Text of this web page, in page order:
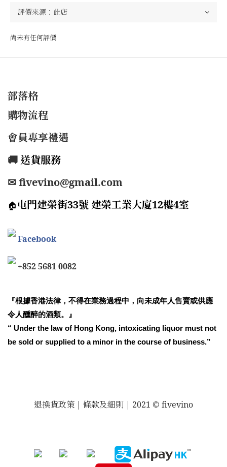
尚未有任何評價
部落格
購物流程
會員專享禮遇
🚚 送貨服務
✉ fivevino@gmail.com
🏠屯門建榮街33號 建榮工業大廈12樓4室
Facebook
+852 5681 0082
『根據香港法律，不得在業務過程中，向未成年人售賣或供應
令人醺醉的酒類。』
“ Under the law of Hong Kong, intoxicating liquor must not
be sold or supplied to a minor in the course of business.”
退換貨政策 | 條款及細則 | 2021 © fivevino